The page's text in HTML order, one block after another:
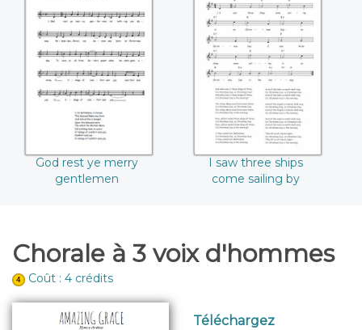
God rest ye merry
gentlemen
God rest ye merry
gentlemen
I saw three ships
come sailing by
I saw three ships
come sailing by
Chorale à 3 voix d'hommes
Coût : 4 crédits
Téléchargez